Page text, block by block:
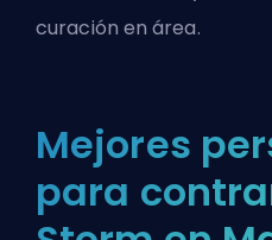
curación en área.
Mejores
para